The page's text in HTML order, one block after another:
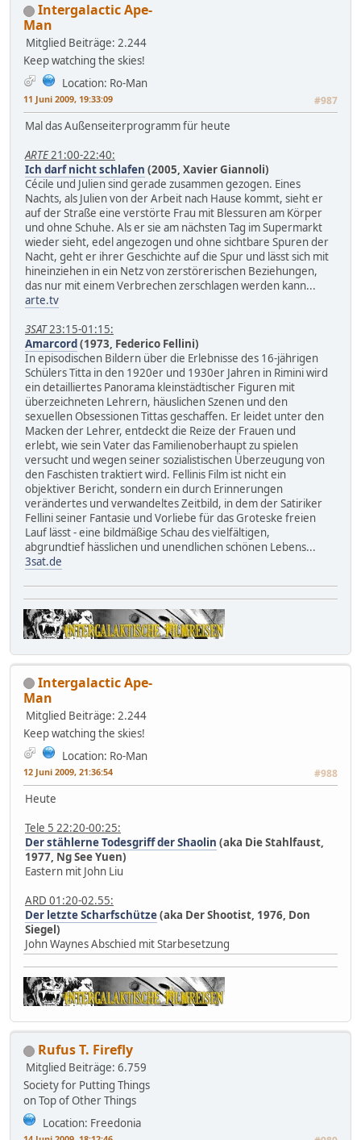
Intergalactic Ape-
Man
Mitglied Beiträge: 2.244
Keep watching the skies!
Location: Ro-Man
11 Juni 2009, 19:33:09 #987
Mal das Außenseiterprogramm für heute
ARTE21:00-22:40:
Ich darf nicht schlafen (2005, Xavier Giannoli)
Cécile und Julien sind gerade zusammen gezogen. Eines
Nachts, als Julien von der Arbeit nach Hause kommt, sieht er
auf der Straße eine verstörte Frau mit Blessuren am Körper
und ohne Schuhe. Als er sie am nächsten Tag im Supermarkt
wieder sieht, edel angezogen und ohne sichtbare Spuren der
Nacht, geht er ihrer Geschichte auf die Spur und lässt sich mit
hineinziehen in ein Netz von zerstörerischen Beziehungen,
das nur mit einem Verbrechen zerschlagen werden kann...
arte.tv
3SAT23:15-01:15:
Amarcord (1973, Federico Fellini)
In episodischen Bildern über die Erlebnisse des 16-jährigen
Schülers Titta in den 1920er und 1930er Jahren in Rimini wird
ein detailliertes Panorama kleinstädtischer Figuren mit
überzeichneten Lehrern, häuslichen Szenen und den
sexuellen Obsessionen Tittas geschaffen. Er leidet unter den
Macken der Lehrer, entdeckt die Reize der Frauen und
erlebt, wie sein Vater das Familienoberhaupt zu spielen
versucht und wegen seiner sozialistischen Überzeugung von
den Faschisten traktiert wird. Fellinis Film ist nicht ein
objektiver Bericht, sondern ein durch Erinnerungen
verändertes und verwandeltes Zeitbild, in dem der Satiriker
Fellini seiner Fantasie und Vorliebe für das Groteske freien
Lauf lässt - eine bildmäßige Schau des vielfältigen,
abgrundtief hässlichen und unendlichen schönen Lebens...
3sat.de
Intergalactic Ape-
Man
Mitglied Beiträge: 2.244
Keep watching the skies!
Location: Ro-Man
12 Juni 2009, 21:36:54 #988
Heute
Tele 5 22:20-00:25:
Der stählerne Todesgriff der Shaolin (aka Die Stahlfaust,
1977, Ng See Yuen)
Eastern mit John Liu
ARD 01:20-02.55:
Der letzte Scharfschütze(aka Der Shootist, 1976, Don
Siegel)
John Waynes Abschied mit Starbesetzung
Rufus T. Firefly
Mitglied Beiträge: 6.759
Society for Putting Things
on Top of Other Things
Location: Freedonia